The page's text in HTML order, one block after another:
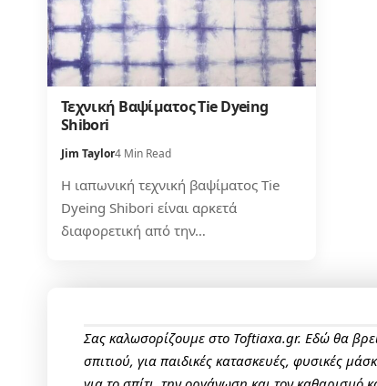
Τεχνική Βαψίματος Tie Dyeing
Shibori
Jim Taylor4 Min Read
Η ιαπωνική τεχνική βαψίματος Tie
Dyeing Shibori είναι αρκετά
διαφορετική από την…
Σας καλωσορίζουμε στο Toftiaxa.gr. Εδώ θα
σπιτιού, για παιδικές κατασκευές, φυσικές